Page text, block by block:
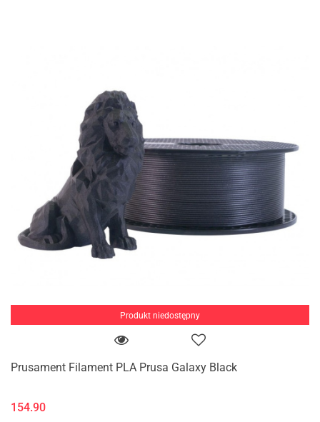
Produkt niedostępny
Prusament Filament PLA Prusa Galaxy Black
154.90